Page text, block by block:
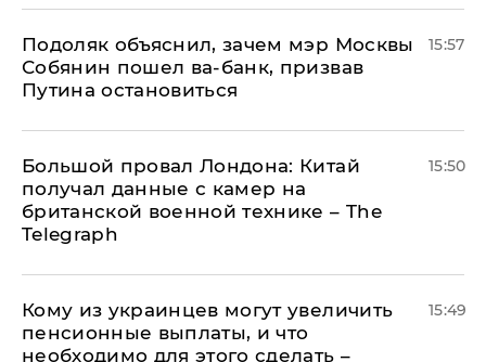
Подоляк объяснил, зачем мэр Москвы
Собянин пошел ва-банк, призвав
Путина остановиться
15:57
Большой провал Лондона: Китай
получал данные с камер на
британской военной технике – The
Telegraph
15:50
Кому из украинцев могут увеличить
пенсионные выплаты, и что
необходимо для этого сделать –
15:49